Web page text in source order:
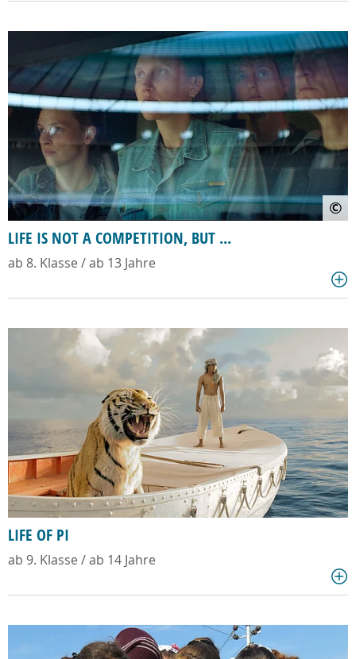
©
LIFE IS NOT A COMPETITION, BUT ...
ab 8. Klasse / ab 13 Jahre
LIFE OF PI
ab 9. Klasse / ab 14 Jahre